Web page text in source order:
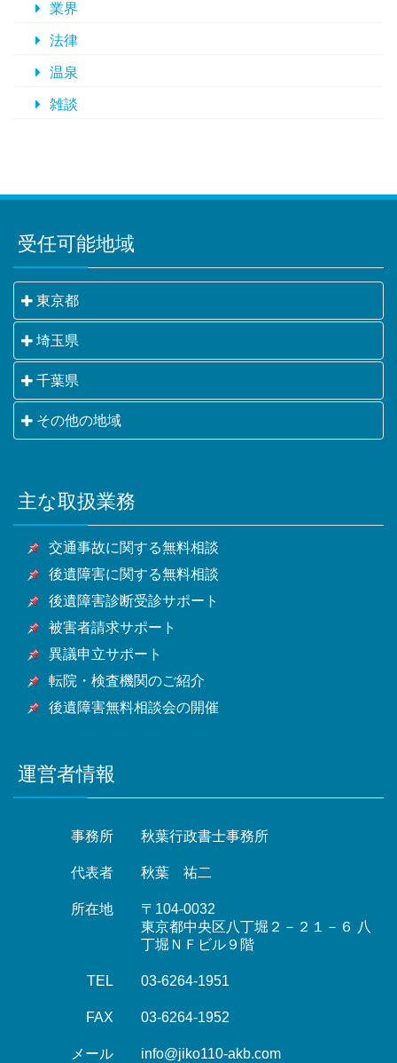
業界
法律
温泉
雑談
受任可能地域
東京都
千代田区・中央区・港区・新宿区・文京区・台東区・
墨田区・江東区・品川区・目黒区・大田区・世田谷
区・渋谷区・中野区・杉並区・豊島区・北区・荒川
区・板橋区・練馬区・足立区・葛飾区・江戸川区・八
王子市・立川市・武蔵野市・三鷹市・青梅市・府中
市・東大和市・清瀬市・東久留米市・武蔵村山市・多
摩市・稲城市・羽村市・あきる野市・西東京市他東京
都全域
埼玉県
さいたま市・川越市・熊谷市・川口市・行田市・秩父
市・所沢市・飯能市・加須市・本庄市・東松山市・春
日部市・狭山市・羽生市・鴻巣市・深谷市・上尾市・
潮市・富士見市・三郷市・蓮田市・坂戸市・幸手市・
鶴ヶ島市・日高市・吉川市・ふじみ野市・白岡市他埼
千葉県
千葉市・銚子市・市川市・船橋市・館山市・木更津
市・松戸市・野田市・茂原市・成田市・佐倉市・東金
市・富津市・浦安市・四街道市・袖ケ浦市・八街市・
印西市・白井市・富里市・南房総市・匝瑳市・香取
市・山武市・いすみ市・大網白里市他千葉県全域
その他の地域
甲府市・山梨市・南アルプス市他山梨県全域・長野
県・静岡県等
主な取扱業務
交通事故に関する無料相談
後遺障害に関する無料相談
後遺障害診断受診サポート
被害者請求サポート
異議申立サポート
転院・検査機関のご紹介
後遺障害無料相談会の開催
運営者情報
事務所 秋葉行政書士事務所
代表者 秋葉 祐二
所在地
〒104-0032
東京都中央区八丁堀２－２１－６ 八
丁堀ＮＦビル９階
TEL 03-6264-1951
FAX 03-6264-1952
メール info@jiko110-akb.com